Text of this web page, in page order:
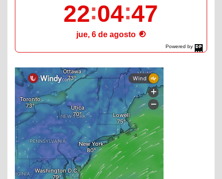
Powered by
DaysPedia.com
22 04 48
jue, 6 de agosto